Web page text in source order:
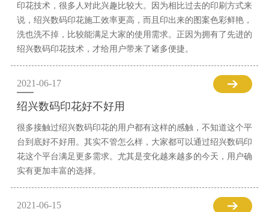
印花技术，很多人对此兴趣比较大。因为相比过去的印刷方式来
说，绍兴数码印花施工效率更高，而且印出来的图案色彩鲜艳，
洗也洗不掉，比较能满足大家的使用需求。正因为拥有了先进的
绍兴数码印花技术，才给用户带来了诸多便捷。
2021-06-17
绍兴数码印花好不好用
很多接触过绍兴数码印花的用户都有这样的感触，不知道这个平
台到底好不好用。其实不管怎么样，大家都可以通过绍兴数码印
花这个平台满足更多需求。尤其是变化越来越多的今天，用户确
实有更加丰富的选择。
2021-06-15